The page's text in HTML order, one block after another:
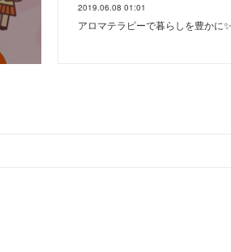
2019.06.08 01:01
アロマテラピーで暮らしを豊かに✨